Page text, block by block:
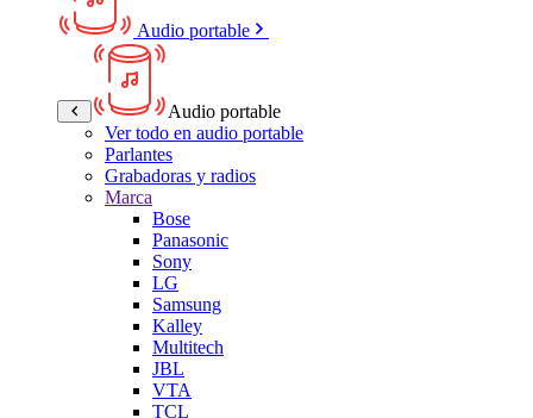
Audio portable
Audio portable
Ver todo en audio portable
Parlantes
Grabadoras y radios
Marca
Bose
Panasonic
Sony
LG
Samsung
Kalley
Multitech
JBL
VTA
TCL